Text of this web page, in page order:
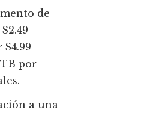
de
$4.99
por
a una